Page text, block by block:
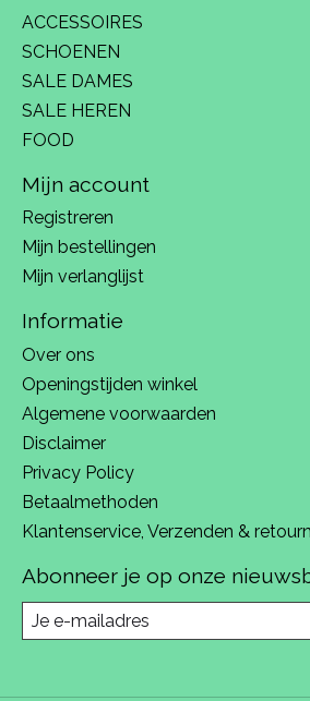
ACCESSOIRES
SCHOENEN
SALE DAMES
SALE HEREN
FOOD
Mijn account
Registreren
Mijn bestellingen
Mijn verlanglijst
Informatie
Over ons
Openingstijden winkel
Algemene voorwaarden
Disclaimer
Privacy Policy
Betaalmethoden
Klantenservice, Verzenden &
Abonneer je op onze